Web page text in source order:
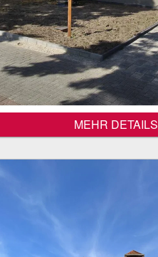
MEHR DETAILS